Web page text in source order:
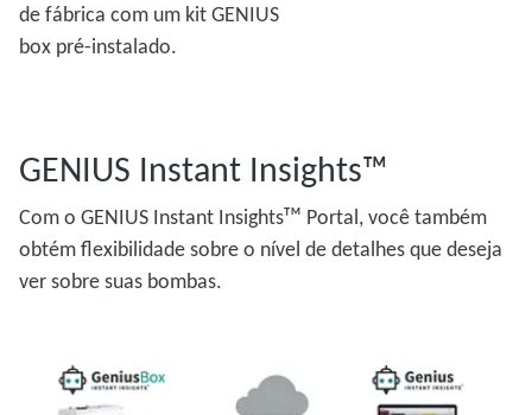
de fábrica com um kit GENIUS
box pré-instalado.
GENIUS Instant Insights™
Com o GENIUS Instant Insightsᵀᴹ Portal, você também
obtém flexibilidade sobre o nível de detalhes que deseja
ver sobre suas bombas.